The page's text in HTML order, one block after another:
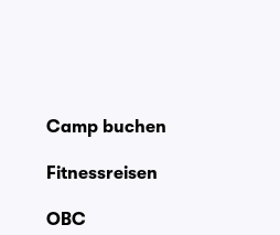
Camp buchen
Fitnessreisen
OBC